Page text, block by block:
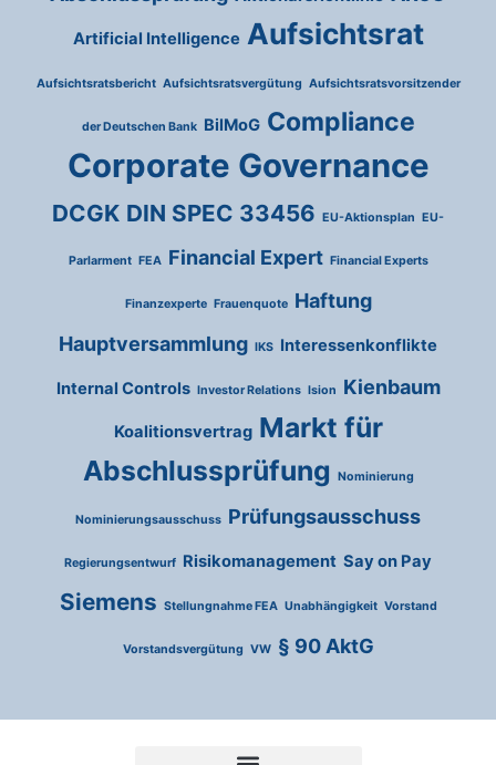
Artificial Intelligence Aufsichtsrat
Aufsichtsratsbericht Aufsichtsratsvergütung Aufsichtsratsvorsitzender
der Deutschen Bank BilMoG Compliance
Corporate Governance
DCGK DIN SPEC 33456 EU-Aktionsplan EU-
Parlarment FEA Financial Expert Financial Experts
Finanzexperte Frauenquote Haftung
Hauptversammlung IKS Interessenkonflikte
Internal Controls Investor Relations Ision Kienbaum
Koalitionsvertrag Markt für
Abschlussprüfung
Nominierung
Nominierungsausschuss Prüfungsausschuss
Regierungsentwurf Risikomanagement Say on Pay
Siemens Stellungnahme FEA Unabhängigkeit Vorstand
Vorstandsvergütung VW § 90 AktG